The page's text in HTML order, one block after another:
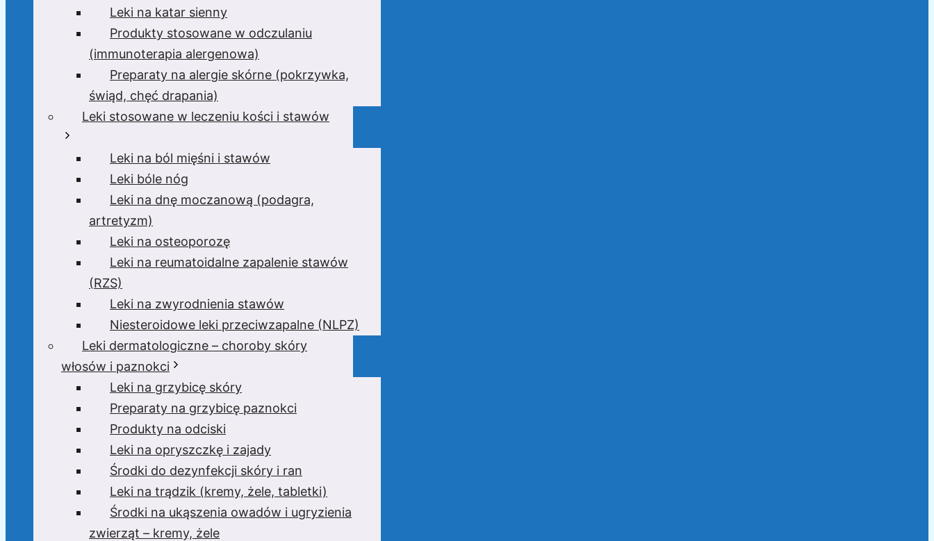
Leki na katar sienny
Produkty stosowane w odczulaniu
(immunoterapia alergenowa)
Preparaty na alergie skórne (pokrzywka,
świąd, chęć drapania)
Leki stosowane w leczeniu kości i stawów
Leki na ból mięśni i stawów
Leki bóle nóg
Leki na dnę moczanową (podagra,
artretyzm)
Leki na osteoporozę
Leki na reumatoidalne zapalenie stawów
(RZS)
Leki na zwyrodnienia stawów
Niesteroidowe leki przeciwzapalne (NLPZ)
Leki dermatologiczne – choroby skóry
włosów i paznokci
Leki na grzybicę skóry
Preparaty na grzybicę paznokci
Produkty na odciski
Leki na opryszczkę i zajady
Środki do dezynfekcji skóry i ran
Leki na trądzik (kremy, żele, tabletki)
Środki na ukąszenia owadów i ugryzienia
zwierząt – kremy, żele